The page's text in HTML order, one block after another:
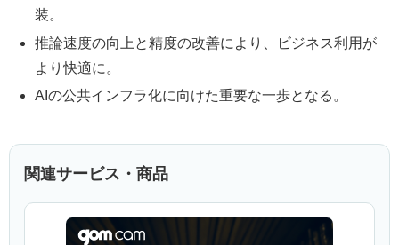
装。
推論速度の向上と精度の改善により、ビジネス利用が
より快適に。
AIの公共インフラ化に向けた重要な一歩となる。
関連サービス・商品